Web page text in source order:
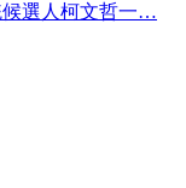
候選人柯文哲一…